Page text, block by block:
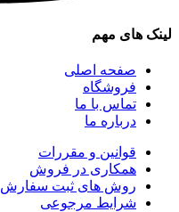
لینک های مهم
صفحه اصلی
فروشگاه
تماس با ما
درباره ما
قوانین و مقررات
همکاری در فروش
روش های ثبت سفارش
شرایط مرجوعی